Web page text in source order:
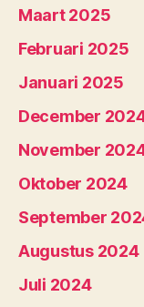
Maart 2025
Februari 2025
Januari 2025
December
November
Oktober 2024
September
Augustus 2024
Juli 2024